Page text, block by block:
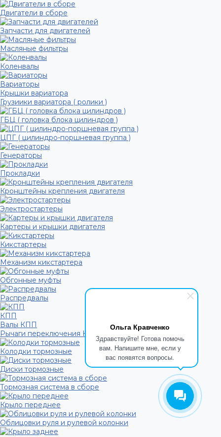
Ольга Кравченко
Здравствуйте! Готова помочь
вам. Напишите мне, если у
вас появятся вопросы.
Двигатели в сборе
Запчасти для двигателей
Масляные фильтры
Коленвалы
Вариаторы
Крышки вариатора
Грузиики вариатора ( ролики )
ГБЦ ( головка блока цилиндров )
ЦПГ ( цилиндро-поршневая группа )
Генераторы
Прокладки
Кронштейны крепления двигателя
Электростартеры
Картеры и крышки двигателя
Кикстартеры
Механизм кикстартера
Обгонные муфты
Распредвалы
КПП
Валы КПП
Рычаги переключения КПП
Колодки тормозные
Диски тормозные
Тормозная система в сборе
Крыло переднее
Облицовки руля и рулевой колонки